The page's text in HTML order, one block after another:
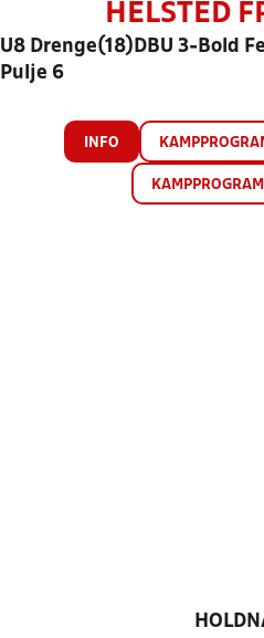
HELSTED
U8 Drenge(18)DBU 3-Bold
Pulje 6
INFO